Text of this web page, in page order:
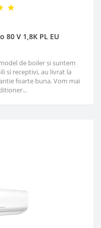
80 V 1,8K PL EU
de boiler si suntem
si receptivi, au livrat la
foarte buna. Vom mai